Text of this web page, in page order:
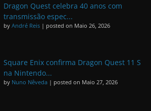
Dragon Quest celebra 40 anos com
transmissão espec...
by André Reis | posted on Maio 26, 2026
Square Enix confirma Dragon Quest 11 S
na Nintendo...
by Nuno Nêveda | posted on Maio 27, 2026